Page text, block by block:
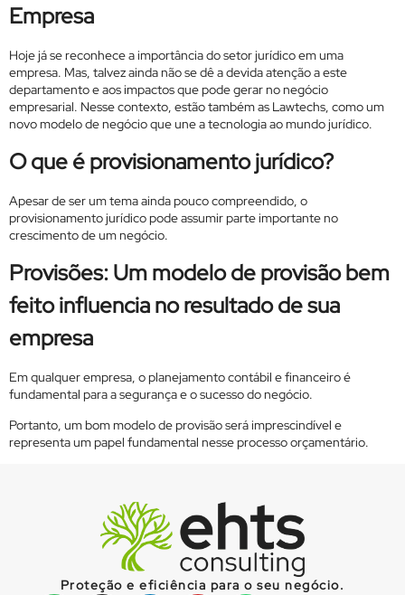
Empresa
Hoje já se reconhece a importância do setor jurídico em uma
empresa. Mas, talvez ainda não se dê a devida atenção a este
departamento e aos impactos que pode gerar no negócio
empresarial. Nesse contexto, estão também as Lawtechs, como um
novo modelo de negócio que une a tecnologia ao mundo jurídico.
O que é provisionamento jurídico?
Apesar de ser um tema ainda pouco compreendido, o
provisionamento jurídico pode assumir parte importante no
crescimento de um negócio.
Provisões: Um modelo de provisão bem
feito influencia no resultado de sua
empresa
Em qualquer empresa, o planejamento contábil e financeiro é
fundamental para a segurança e o sucesso do negócio.
Portanto, um bom modelo de provisão será imprescindível e
representa um papel fundamental nesse processo orçamentário.
Proteção e eficiência para o seu negócio.